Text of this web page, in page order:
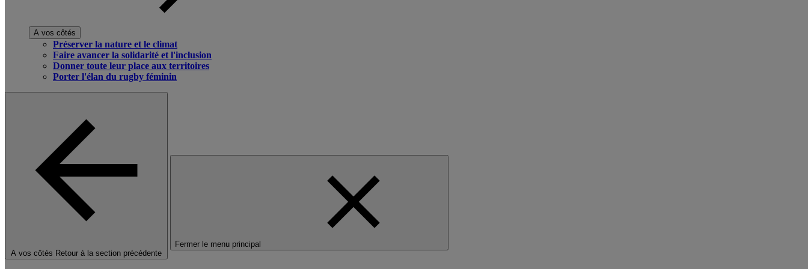
A vos côtés
Préserver la nature et le climat
Faire avancer la solidarité et l'inclusion
Donner toute leur place aux territoires
Porter l'élan du rugby féminin
A vos côtés Retour à la section précédente
Fermer le menu principal